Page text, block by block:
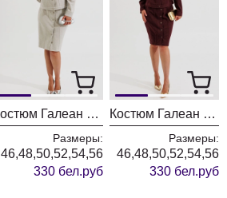
Костюм Галеан Cтиль 1016 бежевый
Размеры:
46,48,50,52,54,56
330 бел.руб
Костюм Галеан Cтиль 1016 бордовый
Размеры:
46,48,50,52,54,56
330 бел.руб